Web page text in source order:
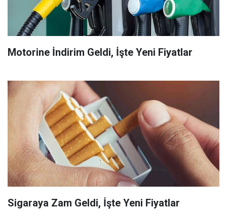
Motorine İndirim Geldi, İşte Yeni Fiyatlar
Sigaraya Zam Geldi, İşte Yeni Fiyatlar